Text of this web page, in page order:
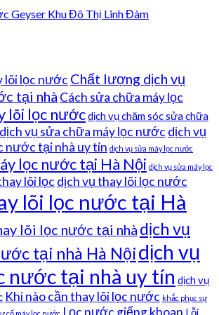
Geyser Khu Đô Thị Linh Đàm
lõi lọc nước Chất lượng dịch vụ
tại nhà Cách sửa chữa máy lọc
lõi lọc nướcdịch vụ chăm sóc sửa chữa
dịch vụ sửa chữa máy lọc nước dịch vụ
nước tại nhà uy tín dịch vụ sửa máy lọc nước
lọc nước tại Hà Nội dịch vụ sửa máy lọc
lõi lọc dịch vụ thay lõi lọc nước
lõi lọc nước tại Hà
lõi lọc nước tại nhà dịch vụ
tại nhà Hà Nộidịch vụ
nước tại nhà uy tín dịch vụ
Khi nào cần thay lõi lọc nước khắc phục sự
cố máy lọc nước Lọc nước giếng khoan Lỗi